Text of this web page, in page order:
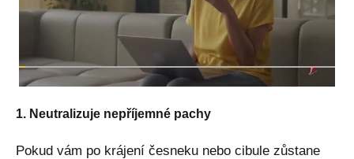
1. Neutralizuje nepříjemné pachy
Pokud vám po krájení česneku nebo cibule zůstane